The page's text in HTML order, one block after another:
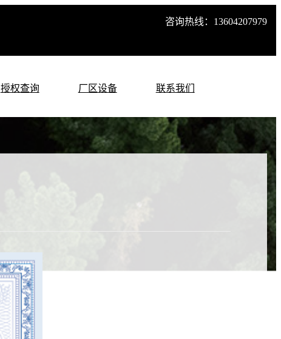
咨询热线：13604207979
授权查询 厂区设备 联系我们